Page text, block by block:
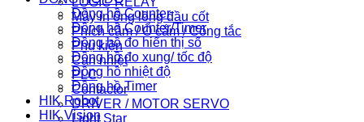
Máy in ống lồng đầu cốt
Phích cắm / Ổ cắm / Công tắc
Phụ kiện
Can nhiệt
PLC
Contactor
DRIVER / MOTOR SERVO
Light Star
Đồng hồ Counter
Đồng hồ Counter/Timer
Đồng hồ đo hiển thị số
Đồng hồ đo xung/ tốc độ
Đồng hồ nhiệt độ
Đồng hồ Timer
HIK Robot
HIK Vision